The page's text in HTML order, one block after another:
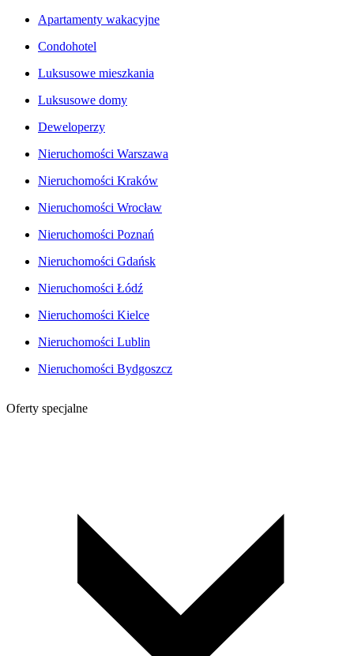
Apartamenty wakacyjne
Condohotel
Luksusowe mieszkania
Luksusowe domy
Deweloperzy
Nieruchomości Warszawa
Nieruchomości Kraków
Nieruchomości Wrocław
Nieruchomości Poznań
Nieruchomości Gdańsk
Nieruchomości Łódź
Nieruchomości Kielce
Nieruchomości Lublin
Nieruchomości Bydgoszcz
Oferty specjalne